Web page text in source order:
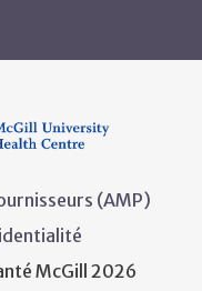
(AMP)
McGill 2026